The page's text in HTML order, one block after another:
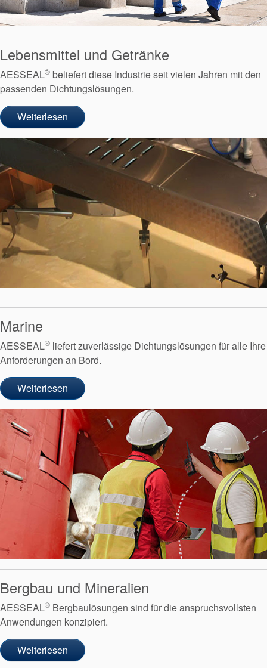
Akademie
Produktbroschüren
Video
Lebensmittel und Getränke
AESSEAL® beliefert diese Industrie seit vielen Jahren mit den
passenden Dichtungslösungen.
Weiterlesen
Marine
AESSEAL® liefert zuverlässige Dichtungslösungen für alle Ihre
Anforderungen an Bord.
Weiterlesen
Bergbau und Mineralien
AESSEAL® Bergbaulösungen sind für die anspruchsvollsten
Anwendungen konzipiert.
Weiterlesen